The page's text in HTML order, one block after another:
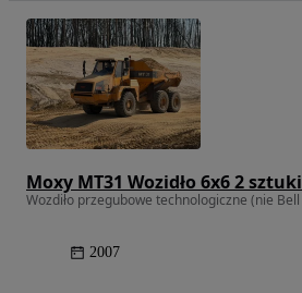
Moxy MT31 Wozidło 6x6 2 sztuki
2007